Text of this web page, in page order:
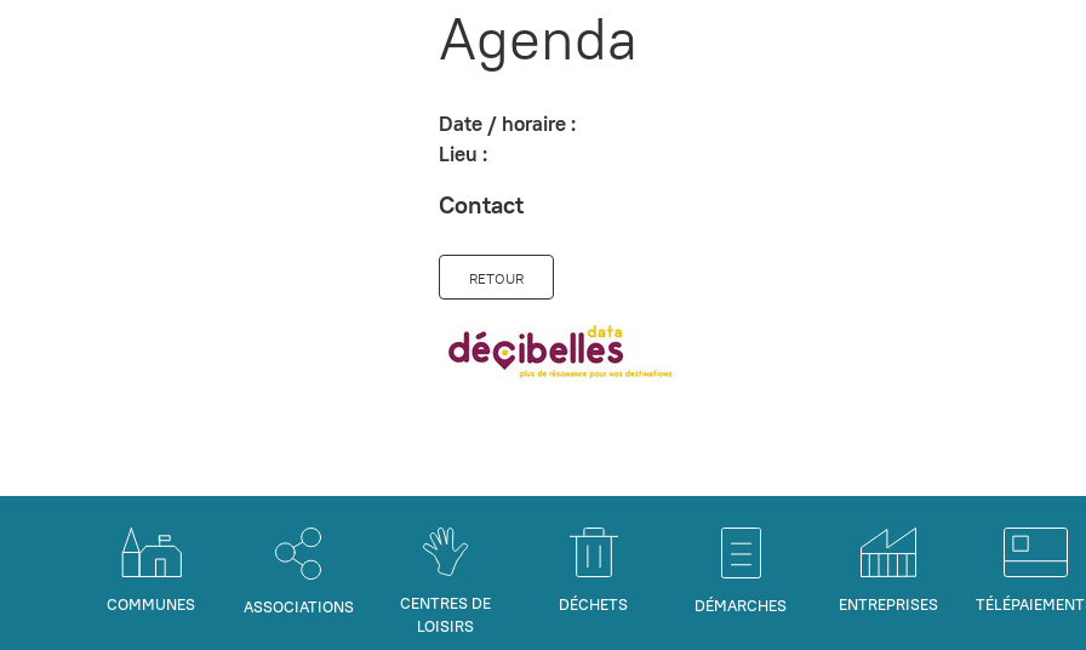
Agenda
Date / horaire :
Lieu :
Contact
RETOUR
COMMUNES ASSOCIATIONS
CENTRES DE
LOISIRS
DÉCHETS DÉMARCHES ENTREPRISES